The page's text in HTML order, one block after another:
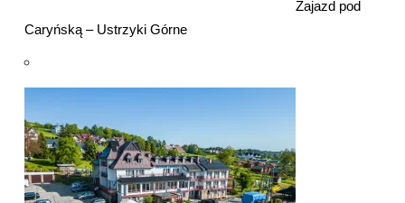
Zajazd pod
Caryńską – Ustrzyki Górne